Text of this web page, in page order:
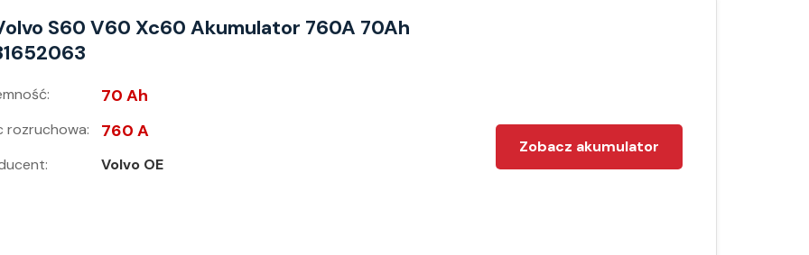
S60 V60 Xc60 Akumulator 760A 70Ah
70 Ah
rozruchowa: 760 A
Volvo OE
Zobacz akumulator